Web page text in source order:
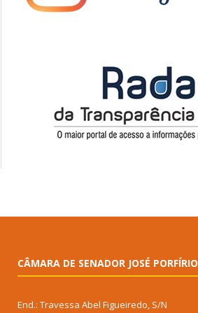
CÂMARA DE SENADOR JOSÉ PORFÍRIO
End.: Travessa Abel Figueiredo, S/N